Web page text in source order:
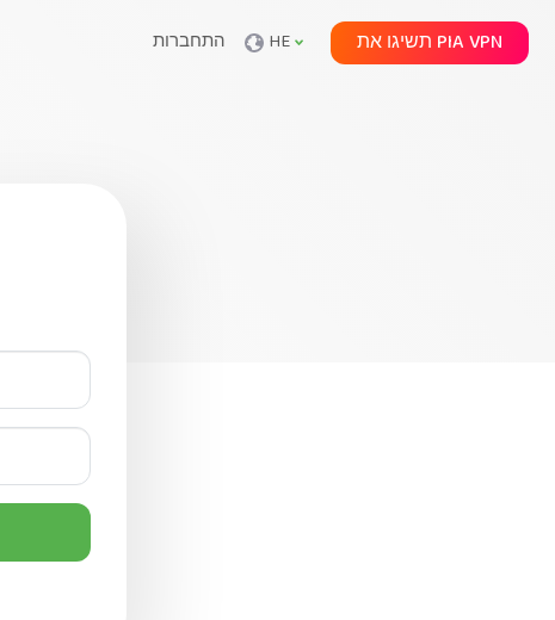
התחברות HE תשיגו את PIA VPN